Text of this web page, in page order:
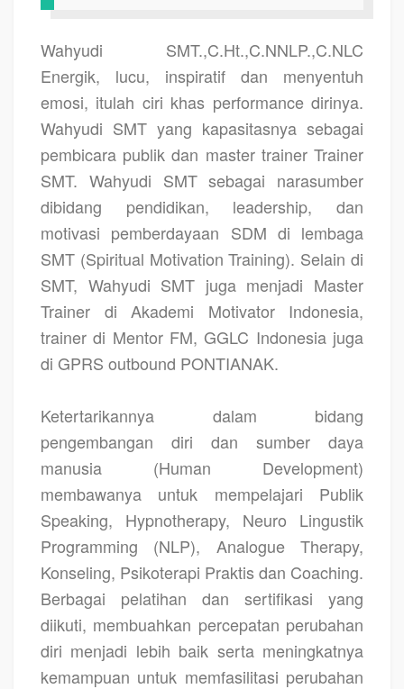
Wahyudi SMT.,C.Ht.,C.NNLP.,C.NLC
Energik, lucu, inspiratif dan menyentuh
emosi, itulah ciri khas performance dirinya.
Wahyudi SMT yang kapasitasnya sebagai
pembicara publik dan master trainer Trainer
SMT. Wahyudi SMT sebagai narasumber
dibidang pendidikan, leadership, dan
motivasi pemberdayaan SDM di lembaga
SMT (Spiritual Motivation Training). Selain di
SMT, Wahyudi SMT juga menjadi Master
Trainer di Akademi Motivator Indonesia,
trainer di Mentor FM, GGLC Indonesia juga
di GPRS outbound PONTIANAK.
Ketertarikannya dalam bidang
pengembangan diri dan sumber daya
manusia (Human Development)
membawanya untuk mempelajari Publik
Speaking, Hypnotherapy, Neuro Lingustik
Programming (NLP), Analogue Therapy,
Konseling, Psikoterapi Praktis dan Coaching.
Berbagai pelatihan dan sertifikasi yang
diikuti, membuahkan percepatan perubahan
diri menjadi lebih baik serta meningkatnya
kemampuan untuk memfasilitasi perubahan